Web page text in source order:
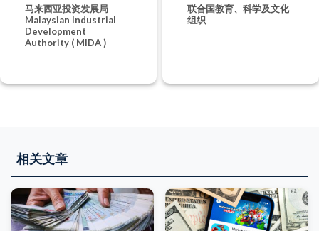
马来西亚投资发展局
Malaysian Industrial
Development
Authority ( MIDA )
联合国教育、科学及文化
组织
相关文章